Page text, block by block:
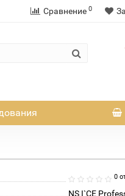
Сравнение 0
0
NS I`CE